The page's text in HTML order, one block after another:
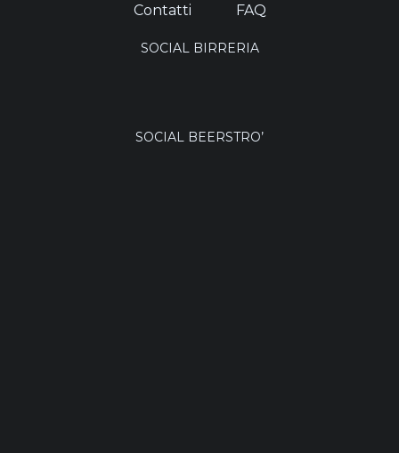
Contatti
FAQ
SOCIAL BIRRERIA
SOCIAL BEERSTRO’